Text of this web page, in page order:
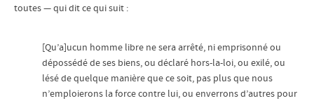
toutes — qui dit ce qui suit :
[Qu’a]ucun homme libre ne sera arrêté, ni emprisonné ou
dépossédé de ses biens, ou déclaré hors-la-loi, ou exilé, ou
lésé de quelque manière que ce soit, pas plus que nous
n’emploierons la force contre lui, ou enverrons d’autres pour